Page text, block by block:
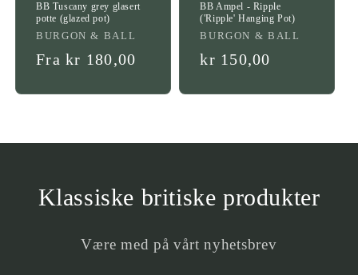
BB Tuscany grey glasert
potte (glazed pot)
Leverandør:
BURGON & BALL
Vanlig
Fra kr 180,00
BB Ampel - Ripple
('Ripple' Hanging Pot)
Leverandør:
BURGON & BALL
Vanlig
kr 150,00
Klassiske britiske produkter
Være med på vårt nyhetsbrev